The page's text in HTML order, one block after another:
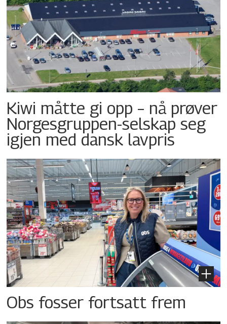
Kiwi måtte gi opp – nå prøver
Norgesgruppen-selskap seg
igjen med dansk lavpris
Obs fosser fortsatt frem